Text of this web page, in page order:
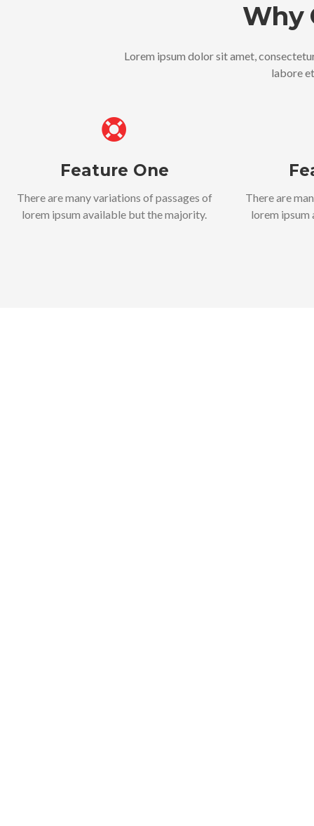
Why
Lorem ipsum dolor sit amet,
labore
Feature One
There are many variations of passages of
lorem ipsum available but the majority.
There are
lorem ipsum